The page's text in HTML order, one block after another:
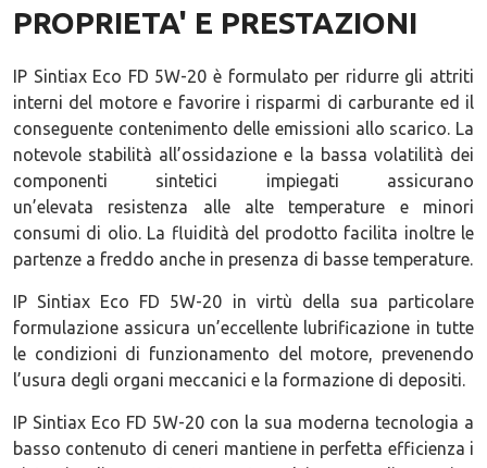
PROPRIETA' E PRESTAZIONI
IP Sintiax Eco FD 5W-20 è formulato per ridurre gli attriti
interni del motore e favorire i risparmi di carburante ed il
conseguente contenimento delle emissioni allo scarico. La
notevole stabilità all’ossidazione e la bassa volatilità dei
componenti sintetici impiegati assicurano
un’elevata resistenza alle alte temperature e minori
consumi di olio. La fluidità del prodotto facilita inoltre le
partenze a freddo anche in presenza di basse temperature.
IP Sintiax Eco FD 5W-20 in virtù della sua particolare
formulazione assicura un’eccellente lubrificazione in tutte
le condizioni di funzionamento del motore, prevenendo
l’usura degli organi meccanici e la formazione di depositi.
IP Sintiax Eco FD 5W-20 con la sua moderna tecnologia a
basso contenuto di ceneri mantiene in perfetta efficienza i